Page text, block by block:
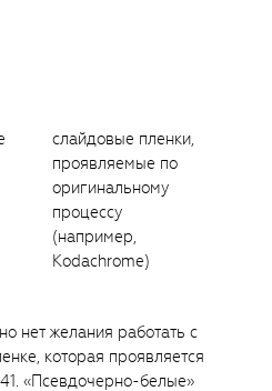
слайдовые пленки,
проявляемые по
оригинальному
процессу
(например,
Kodachrome)
нет желания работать с
которая проявляется
«Псевдочерно-белые»